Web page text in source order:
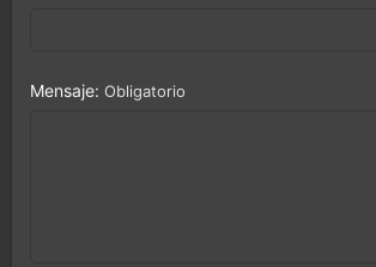
Mensaje Obligatorio